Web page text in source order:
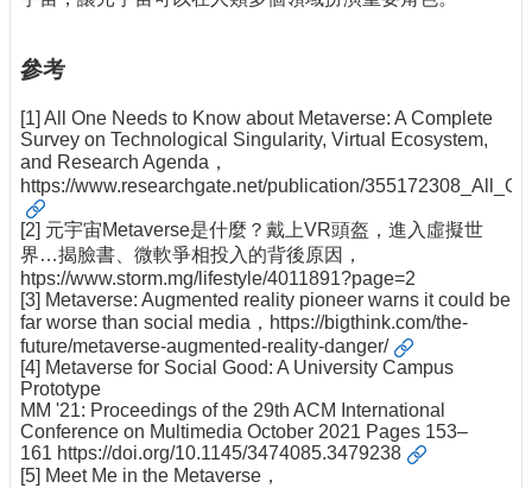
參考
[1] All One Needs to Know about Metaverse: A Complete
Survey on Technological Singularity, Virtual Ecosystem,
and Research Agenda，
https://www.researchgate.net/publication/
[2] 元宇宙Metaverse是什麼？戴上VR頭盔，進入虛擬世
界…揭臉書、微軟爭相投入的背後原因，
htps://www.storm.mg/lifestyle/4011891?page=2
[3] Metaverse: Augmented reality pioneer warns it could be
far worse than social media， https://bigthink.com/the-
future/metaverse-augmented-reality-danger/
[4] Metaverse for Social Good: A University Campus
Prototype
MM '21: Proceedings of the 29th ACM International
Conference on Multimedia October 2021 Pages 153–
161 https://doi.org/10.1145/3474085.3479238
[5] Meet Me in the Metaverse，